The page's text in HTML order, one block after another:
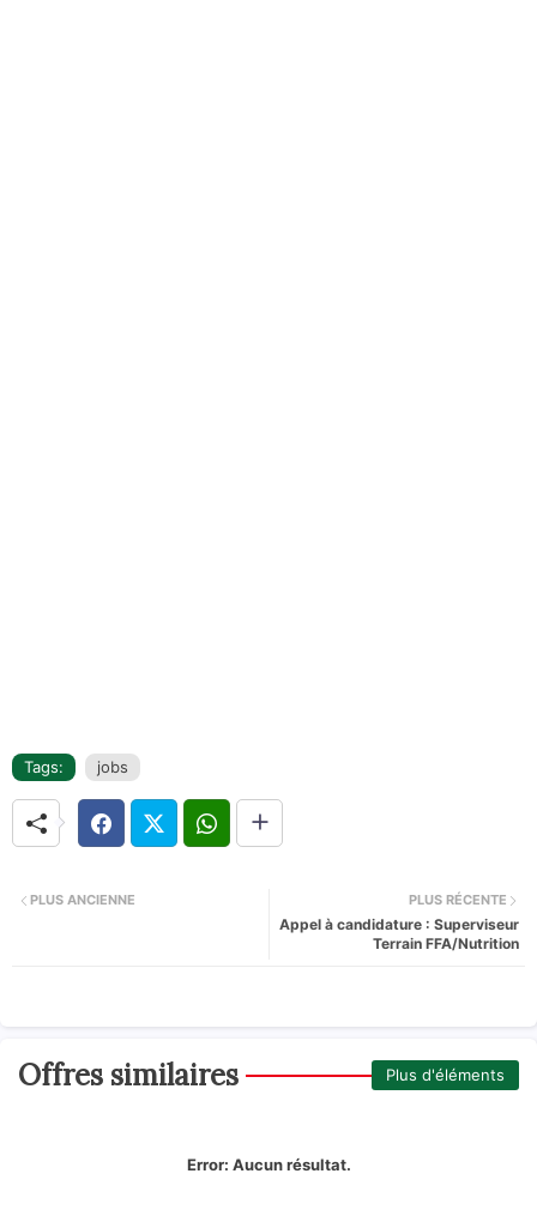
Tags: jobs
PLUS RÉCENTE
Appel à candidature : Superviseur
Terrain FFA/Nutrition
PLUS ANCIENNE
Offres similaires Plus d'éléments
Error: Aucun résultat.